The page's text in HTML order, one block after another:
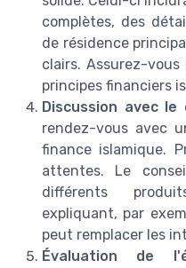
complètes, des
de résidence
clairs. Assurez-
principes financiers
Discussion avec le
rendez-vous avec
finance islamique.
attentes. Le
différents
expliquant, par
peut remplacer les
Évaluation de